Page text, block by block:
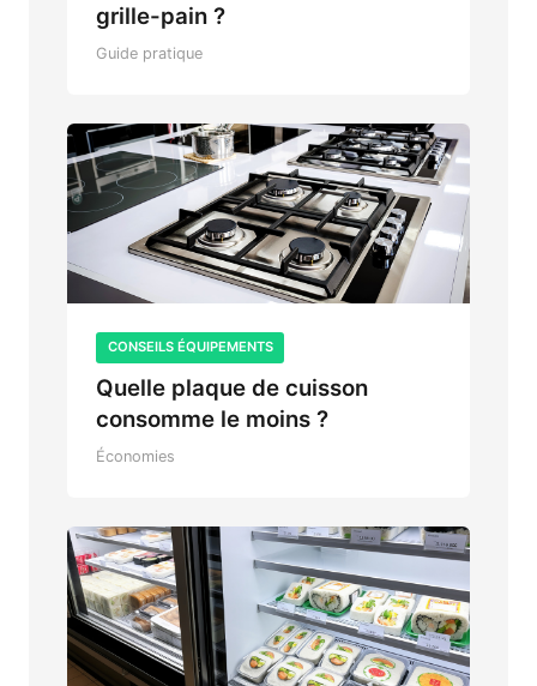
grille-pain ?
Guide pratique
CONSEILS ÉQUIPEMENTS
Quelle plaque de cuisson
consomme le moins ?
Économies